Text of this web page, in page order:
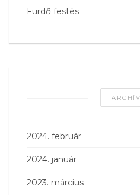
Fürdő festés
2024. február
2024. január
2023. március